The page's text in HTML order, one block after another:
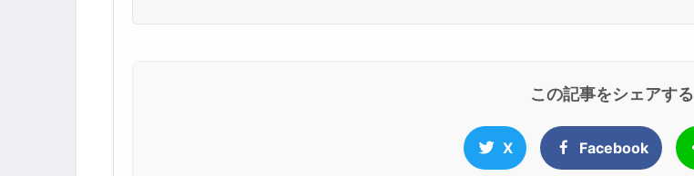
この記事をシェアする
X Facebook